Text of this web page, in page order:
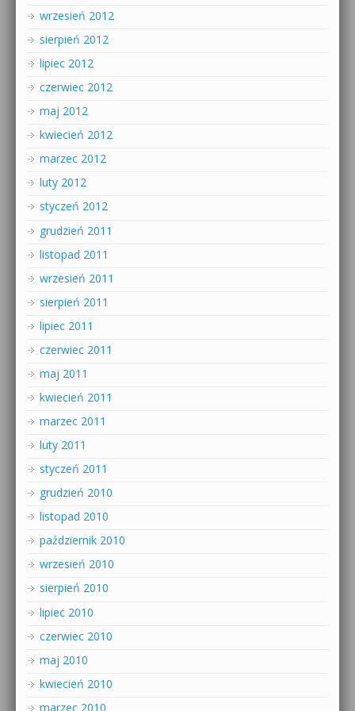
wrzesień 2012
sierpień 2012
lipiec 2012
czerwiec 2012
maj 2012
kwiecień 2012
marzec 2012
luty 2012
styczeń 2012
grudzień 2011
listopad 2011
wrzesień 2011
sierpień 2011
lipiec 2011
czerwiec 2011
maj 2011
kwiecień 2011
marzec 2011
luty 2011
styczeń 2011
grudzień 2010
listopad 2010
październik 2010
wrzesień 2010
sierpień 2010
lipiec 2010
czerwiec 2010
maj 2010
kwiecień 2010
marzec 2010